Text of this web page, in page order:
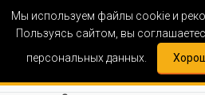
Мы используем файлы cookie и
Пользуясь сайтом, вы
персональных данных.